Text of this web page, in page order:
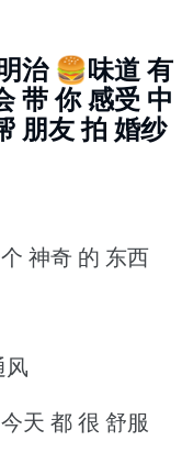
治 🍔味道 有
带 你 感受 中
朋友 拍 婚纱
神奇 的 东西
风
天 都 很 舒服